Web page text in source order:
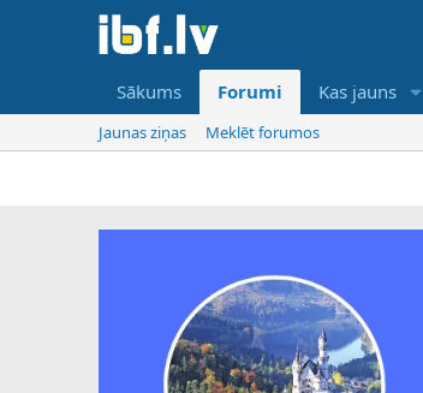
Sākums Forumi Kas jauns
Jaunas ziņas Meklēt forumos